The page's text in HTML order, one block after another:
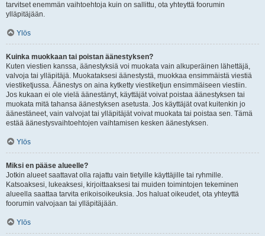
tarvitset enemmän vaihtoehtoja kuin on sallittu, ota yhteyttä foorumin
ylläpitäjään.
Ylös
Kuinka muokkaan tai poistan äänestyksen?
Kuten viestien kanssa, äänestyksiä voi muokata vain alkuperäinen lähettäjä,
valvoja tai ylläpitäjä. Muokataksesi äänestystä, muokkaa ensimmäistä viestiä
viestiketjussa. Äänestys on aina kytketty viestiketjun ensimmäiseen viestiin.
Jos kukaan ei ole vielä äänestänyt, käyttäjät voivat poistaa äänestyksen tai
muokata mitä tahansa äänestyksen asetusta. Jos käyttäjät ovat kuitenkin jo
äänestäneet, vain valvojat tai ylläpitäjät voivat muokata tai poistaa sen. Tämä
estää äänestysvaihtoehtojen vaihtamisen kesken äänestyksen.
Ylös
Miksi en pääse alueelle?
Jotkin alueet saattavat olla rajattu vain tietyille käyttäjille tai ryhmille.
Katsoaksesi, lukeaksesi, kirjoittaaksesi tai muiden toimintojen tekeminen
alueella saattaa tarvita erikoisoikeuksia. Jos haluat oikeudet, ota yhteyttä
foorumin valvojaan tai ylläpitäjään.
Ylös